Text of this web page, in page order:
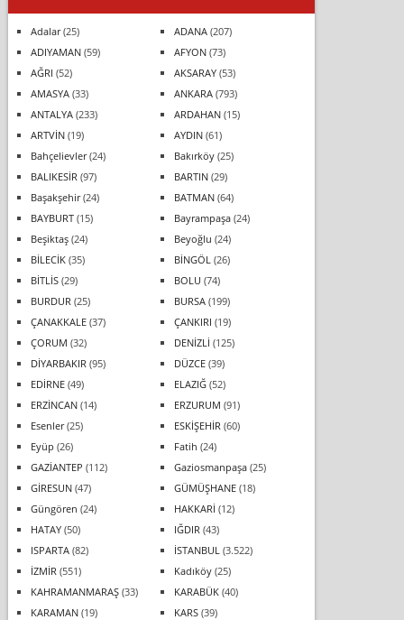
Adalar(25) ADANA(207)
ADIYAMAN(59) AFYON(73)
AĞRI (52) AKSARAY(53)
AMASYA(33) ANKARA(793)
ANTALYA(233) ARDAHAN(15)
ARTVİN(19) AYDIN(61)
Bahçelievler(24) Bakırköy(25)
BALIKESİR (97) BARTIN(29)
Başakşehir(24) BATMAN(64)
BAYBURT(15) Bayrampaşa(24)
Beşiktaş(24) Beyoğlu (24)
BİLECİK(35) BİNGÖL (26)
BİTLİS(29) BOLU (74)
BURDUR (25) BURSA(199)
ÇANAKKALE(37) ÇANKIRI (19)
ÇORUM (32) DENİZLİ (125)
DİYARBAKIR (95) DÜZCE(39)
EDİRNE(49) ELAZIĞ(52)
ERZİNCAN(14) ERZURUM (91)
Esenler(25) ESKİŞEHİR (60)
Eyüp (26) Fatih (24)
GAZİANTEP (112) Gaziosmanpaşa(25)
GİRESUN(47) GÜMÜŞHANE(18)
Güngören (24) HAKKARİ (12)
HATAY(50) IĞDIR (43)
ISPARTA(82) İSTANBUL (3.522)
İZMİR (551) Kadıköy(25)
KAHRAMANMARAŞ(33) KARABÜK(40)
KARAMAN(19) KARS(39)